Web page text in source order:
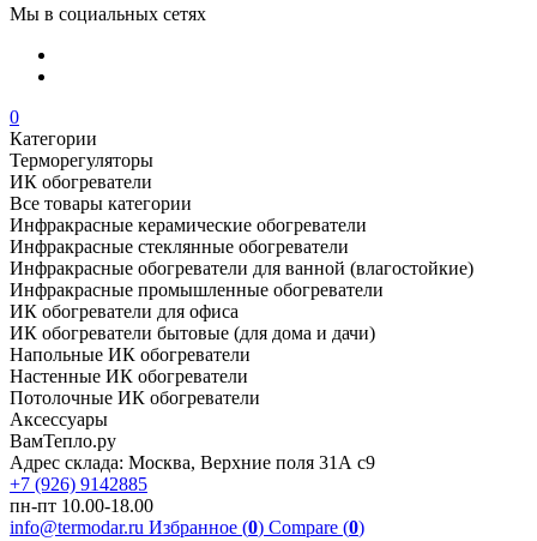
Мы в социальных сетях
0
Категории
Терморегуляторы
ИК обогреватели
Все товары категории
Инфракрасные керамические обогреватели
Инфракрасные стеклянные обогреватели
Инфракрасные обогреватели для ванной (влагостойкие)
Инфракрасные промышленные обогреватели
ИК обогреватели для офиса
ИК обогреватели бытовые (для дома и дачи)
Напольные ИК обогреватели
Настенные ИК обогреватели
Потолочные ИК обогреватели
Аксессуары
ВамТепло.ру
Адрес склада: Москва, Верхние поля 31А с9
+7 (926) 9142885
пн-пт 10.00-18.00
info@termodar.ru Избранное (0) Compare (0)